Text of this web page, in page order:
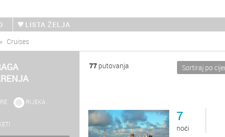
LISTA ŽELJA
Cruises
RIJEKA
77 putovanja
7
noći